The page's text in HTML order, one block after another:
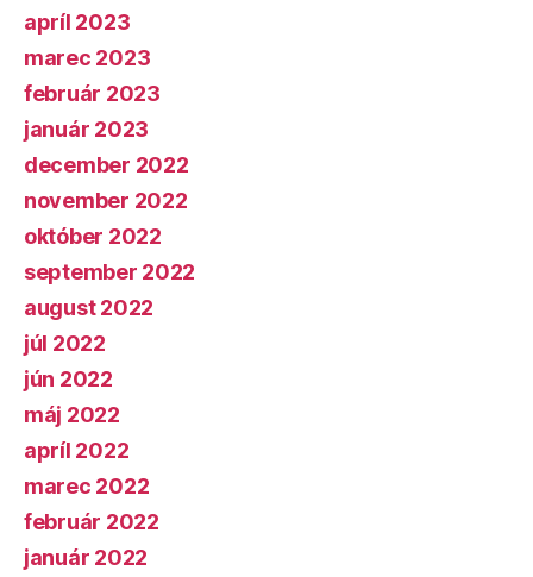
apríl 2023
marec 2023
február 2023
január 2023
december 2022
november 2022
október 2022
september 2022
august 2022
júl 2022
jún 2022
máj 2022
apríl 2022
marec 2022
február 2022
január 2022